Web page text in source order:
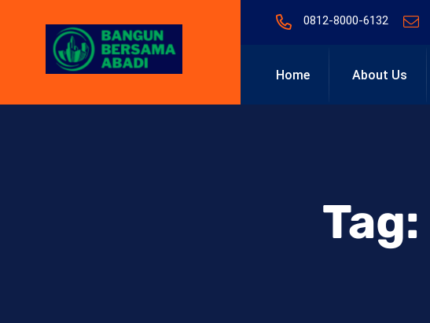
0812-8000-6132
Home About Us
Tag: